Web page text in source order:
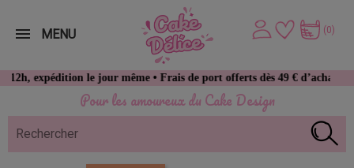
Pour les amoureux du Cake Design
le jour même • Frais de port offerts dès 49 € d’achat
(0)
MENU